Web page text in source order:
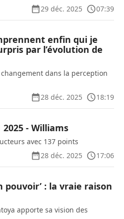
29 déc. 2025
07:39
enfin qui je
par l’évolution de
dans la perception
28 déc. 2025
18:19
- Williams
avec 137 points
28 déc. 2025
17:06
pouvoir’ : la vraie raison
apporte sa vision des